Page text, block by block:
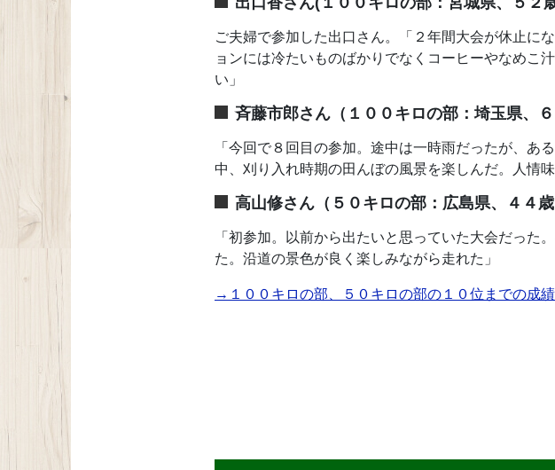
ご夫婦で参加した出口さん。「２年間大会が休止に
ョンには冷たいものばかりでなくコーヒーやなめこ
い」
斉藤市郎さん（１００キロの部：埼玉県、６
「今回で８回目の参加。途中は一時雨だったが、
中、刈り入れ時期の田んぼの風景を楽しんだ。人情
高山修さん（５０キロの部：広島県、４４歳
「初参加。以前から出たいと思っていた大会だった
た。沿道の景色が良く楽しみながら走れた」
→１００キロの部、５０キロの部の１０位までの成